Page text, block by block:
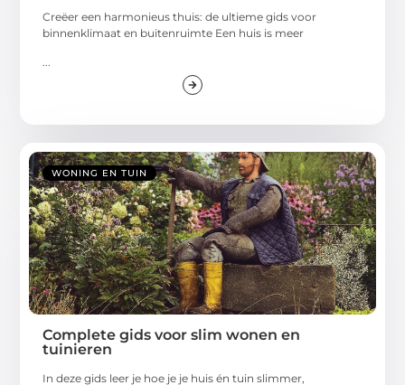
Creëer een harmonieus thuis: de ultieme gids voor
binnenklimaat en buitenruimte Een huis is meer
...
WONING EN TUIN
Complete gids voor slim wonen en
tuinieren
In deze gids leer je hoe je je huis én tuin slimmer,